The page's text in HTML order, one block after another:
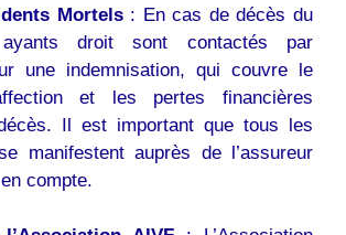
Mortels: En cas de décès du
droit sont contactés par
une indemnisation, qui couvre le
et les pertes financières
Il est important que tous les
manifestent auprès de l’assureur
compte.